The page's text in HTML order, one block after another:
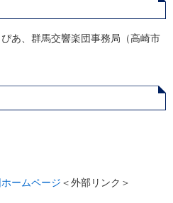
あ、群馬交響楽団事務局（高崎市
ームページ ＜外部リンク＞